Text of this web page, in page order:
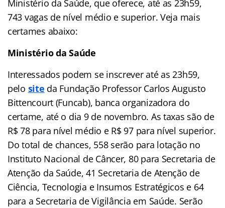
Ministério da Saúde, que oferece, até as 23h59,
743 vagas de nível médio e superior. Veja mais
certames abaixo:
Ministério da Saúde
Interessados podem se inscrever até as 23h59,
pelo site da Fundação Professor Carlos Augusto
Bittencourt (Funcab), banca organizadora do
certame, até o dia 9 de novembro. As taxas são de
R$ 78 para nível médio e R$ 97 para nível superior.
Do total de chances, 558 serão para lotação no
Instituto Nacional de Câncer, 80 para Secretaria de
Atenção da Saúde, 41 Secretaria de Atenção de
Ciência, Tecnologia e Insumos Estratégicos e 64
para a Secretaria de Vigilância em Saúde. Serão